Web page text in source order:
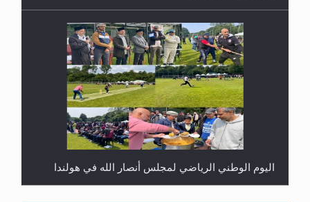
اليوم الوطني الرياضي لمجلس أنصار الله في هولندا